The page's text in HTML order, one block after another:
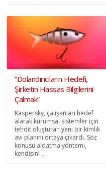
“Dolandırıcıların Hedefi,
Şirketin Hassas Bilgilerini
Çalmak”
Kaspersky, çalışanları hedef
alarak kurumsal sistemler için
tehdit oluşturan yeni bir kimlik
avı planını ortaya çıkardı. Söz
konusu aldatma yöntemi,
kendisini ...